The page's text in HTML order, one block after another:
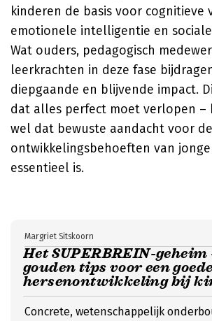
kinderen de basis voor cognitieve
emotionele intelligentie en
Wat ouders, pedagogisch
leerkrachten in deze fase
diepgaande en blijvende impact.
dat alles perfect moet verlopen –
wel dat bewuste aandacht voor de
ontwikkelingsbehoeften van
essentieel is.
Het SUPERBREIN-geheim
gouden tips voor een goede
hersenontwikkeling bij
Margriet Sitskoorn
Concrete, wetenschappelijk